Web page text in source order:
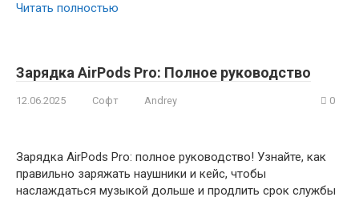
Читать полностью
Зарядка AirPods Pro: Полное руководство
12.06.2025 Софт Andrey 0
Зарядка AirPods Pro: полное руководство! Узнайте, как
правильно заряжать наушники и кейс, чтобы
наслаждаться музыкой дольше и продлить срок службы